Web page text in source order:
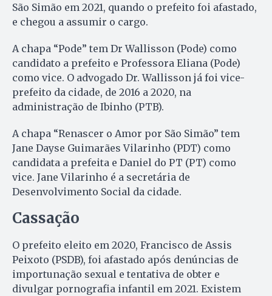
São Simão em 2021, quando o prefeito foi afastado,
e chegou a assumir o cargo.
A chapa “Pode” tem Dr Wallisson (Pode) como
candidato a prefeito e Professora Eliana (Pode)
como vice. O advogado Dr. Wallisson já foi vice-
prefeito da cidade, de 2016 a 2020, na
administração de Ibinho (PTB).
A chapa “Renascer o Amor por São Simão” tem
Jane Dayse Guimarães Vilarinho (PDT) como
candidata a prefeita e Daniel do PT (PT) como
vice. Jane Vilarinho é a secretária de
Desenvolvimento Social da cidade.
Cassação
O prefeito eleito em 2020, Francisco de Assis
Peixoto (PSDB), foi afastado após denúncias de
importunação sexual e tentativa de obter e
divulgar pornografia infantil em 2021. Existem